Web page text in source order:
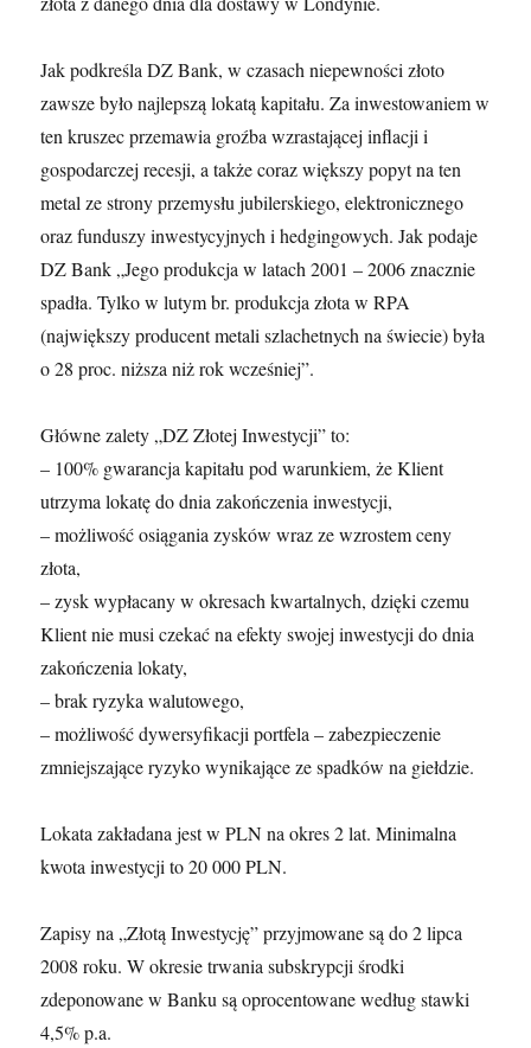
Jak podkreśla DZ Bank, w czasach niepewności złoto
zawsze było najlepszą lokatą kapitału. Za inwestowaniem w
ten kruszec przemawia groźba wzrastającej inflacji i
gospodarczej recesji, a także coraz większy popyt na ten
metal ze strony przemysłu jubilerskiego, elektronicznego
oraz funduszy inwestycyjnych i hedgingowych. Jak podaje
DZ Bank „Jego produkcja w latach 2001 – 2006 znacznie
spadła. Tylko w lutym br. produkcja złota w RPA
(największy producent metali szlachetnych na świecie) była
o 28 proc. niższa niż rok wcześniej”.
Główne zalety „DZ Złotej Inwestycji” to:
– 100% gwarancja kapitału pod warunkiem, że Klient
utrzyma lokatę do dnia zakończenia inwestycji,
– możliwość osiągania zysków wraz ze wzrostem ceny
złota,
– zysk wypłacany w okresach kwartalnych, dzięki czemu
Klient nie musi czekać na efekty swojej inwestycji do dnia
zakończenia lokaty,
– brak ryzyka walutowego,
– możliwość dywersyfikacji portfela – zabezpieczenie
zmniejszające ryzyko wynikające ze spadków na giełdzie.
Lokata zakładana jest w PLN na okres 2 lat. Minimalna
kwota inwestycji to 20 000 PLN.
Zapisy na „Złotą Inwestycję” przyjmowane są do 2 lipca
2008 roku. W okresie trwania subskrypcji środki
zdeponowane w Banku są oprocentowane według stawki
4,5% p.a.